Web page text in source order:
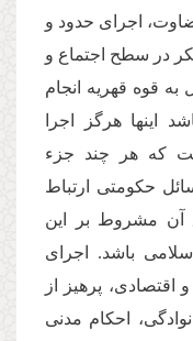
اجراى حدود و
در سطح اجتماع و
به قوه قهریه انجام
اینها هرگز اجرا
كه هر چند جزء
حكومتى ارتباط
آن مشروط بر این
باشد. اجراى
پرهیز از
احكام مدنى